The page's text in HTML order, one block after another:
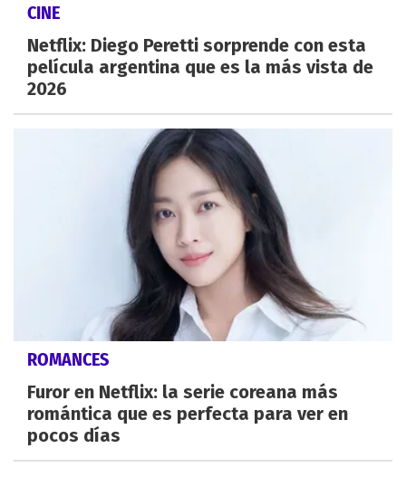
CINE
Netflix: Diego Peretti sorprende con esta
película argentina que es la más vista de
2026
ROMANCES
Furor en Netflix: la serie coreana más
romántica que es perfecta para ver en
pocos días